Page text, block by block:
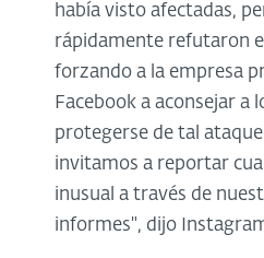
había visto afectadas,
rápidamente refutaron
forzando a la empresa
Facebook a aconsejar a
protegerse de tal
invitamos a reportar
inusual a través de
informes", dijo